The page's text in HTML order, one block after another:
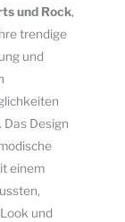
und Rock,
trendige
und
Das Design
einem
und